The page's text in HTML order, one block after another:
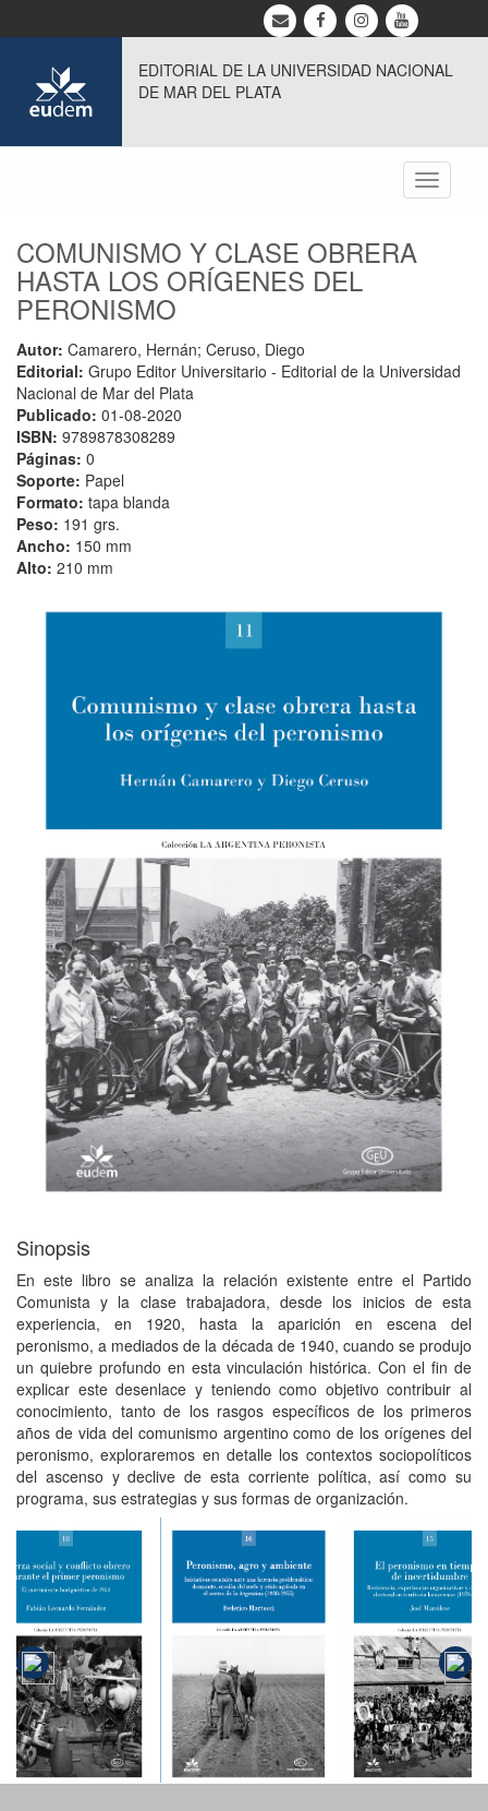
EDITORIAL DE LA UNIVERSIDAD NACIONAL
DE MAR DEL PLATA
Toggle
COMUNISMO Y CLASE OBRERA
HASTA LOS ORÍGENES DEL
PERONISMO
Autor: Camarero, Hernán; Ceruso, Diego
Editorial: Grupo Editor Universitario - Editorial de la Universidad
Nacional de Mar del Plata
Publicado: 01-08-2020
ISBN: 9789878308289
Páginas: 0
Soporte: Papel
Formato: tapa blanda
Peso: 191 grs.
Ancho: 150 mm
Alto: 210 mm
Sinopsis
En este libro se analiza la relación existente entre el Partido
Comunista y la clase trabajadora, desde los inicios de esta
experiencia, en 1920, hasta la aparición en escena del
peronismo, a mediados de la década de 1940, cuando se produjo
un quiebre profundo en esta vinculación histórica. Con el fin de
explicar este desenlace y teniendo como objetivo contribuir al
conocimiento, tanto de los rasgos específicos de los primeros
años de vida del comunismo argentino como de los orígenes del
peronismo, exploraremos en detalle los contextos sociopolíticos
del ascenso y declive de esta corriente política, así como su
programa, sus estrategias y sus formas de organización.
Fuerza
social y
conflicto
obrero
durante el
primer
peronismo
Peronismo,
ambiente
El peronismo
en tiempos
de
incertidumbre